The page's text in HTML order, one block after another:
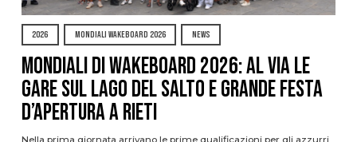
2026 MONDIALI WAKEBOARD 2026 NEWS
Mondiali di Wakeboard 2026: al via le
gare sul Lago del Salto e grande festa
d’apertura a Rieti